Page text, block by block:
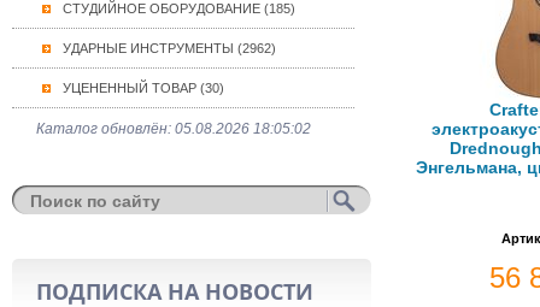
СТУДИЙНОЕ ОБОРУДОВАНИЕ (185)
УДАРНЫЕ ИНСТРУМЕНТЫ (2962)
УЦЕНЕННЫЙ ТОВАР (30)
Каталог обновлён: 05.08.2026 18:05:02
ПОДПИСКА НА НОВОСТИ
Энгельмана,
56